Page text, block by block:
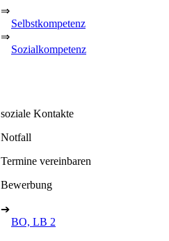
⇒
Selbstkompetenz
⇒
Sozialkompetenz
soziale Kontakte
Notfall
Termine vereinbaren
Bewerbung
➔
BO, LB 2